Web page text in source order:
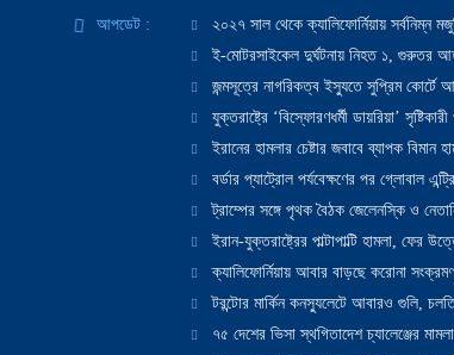
আপডেট :
২০২৭ সাল থেকে ক্যালিফোর্নিয়ায় সর্বনিম্ন
ই-মোটরসাইকেল দুর্ঘটনায় নিহত ১, গুরুতর
জন্মসূত্রে নাগরিকত্ব ইস্যুতে সুপ্রিম কোর্টে
যুক্তরাষ্ট্রে ‘বিস্ফোরণধর্মী ডায়রিয়া’
ইরানের হামলার চেষ্টার জবাবে ব্যাপক বিমান
বর্ডার প্যাট্রোল পর্যবেক্ষণের পর গ্লোবাল
ট্রাম্পের সঙ্গে পৃথক বৈঠক জেলেনস্কি ও
ইরান-যুক্তরাষ্ট্রের পাল্টাপাল্টি হামলা, ফের
ক্যালিফোর্নিয়ায় আবার বাড়ছে করোনা
টরন্টোর মার্কিন কনস্যুলেটে আবারও গুলি,
৭৫ দেশের ভিসা স্থগিতাদেশ চ্যালেঞ্জের